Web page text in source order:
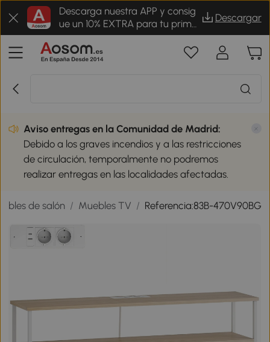
Descarga nuestra APP y consig
ue un 10% EXTRA para tu prime
r pedido
Descargar
Aviso entregas en la Comunidad de Madrid:
Debido a los graves incendios y a las restricciones
de circulación, temporalmente no podremos
realizar entregas en las localidades afectadas.
de salón / Muebles TV / Referencia:83B-470V90BG